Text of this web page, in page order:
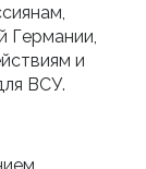
Германии,
и
ВСУ.